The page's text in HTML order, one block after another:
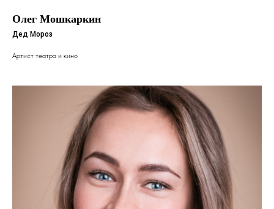
Олег Мошкаркин
Дед Мороз
Артист театра и кино